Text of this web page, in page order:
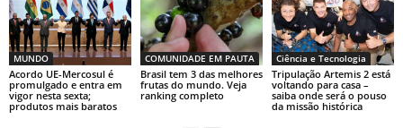
MUNDO
Acordo UE-Mercosul é
promulgado e entra em
vigor nesta sexta;
produtos mais baratos
COMUNIDADE EM PAUTA
Brasil tem 3 das melhores
frutas do mundo. Veja
ranking completo
Ciência e Tecnologia
Tripulação Artemis 2 está
voltando para casa –
saiba onde será o pouso
da missão histórica